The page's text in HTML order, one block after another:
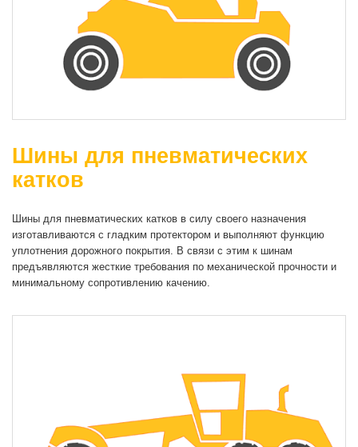
Шины для пневматических
катков
Шины для пневматических катков в силу своего назначения
изготавливаются с гладким протектором и выполняют функцию
уплотнения дорожного покрытия. В связи с этим к шинам
предъявляются жесткие требования по механической прочности и
минимальному сопротивлению качению.